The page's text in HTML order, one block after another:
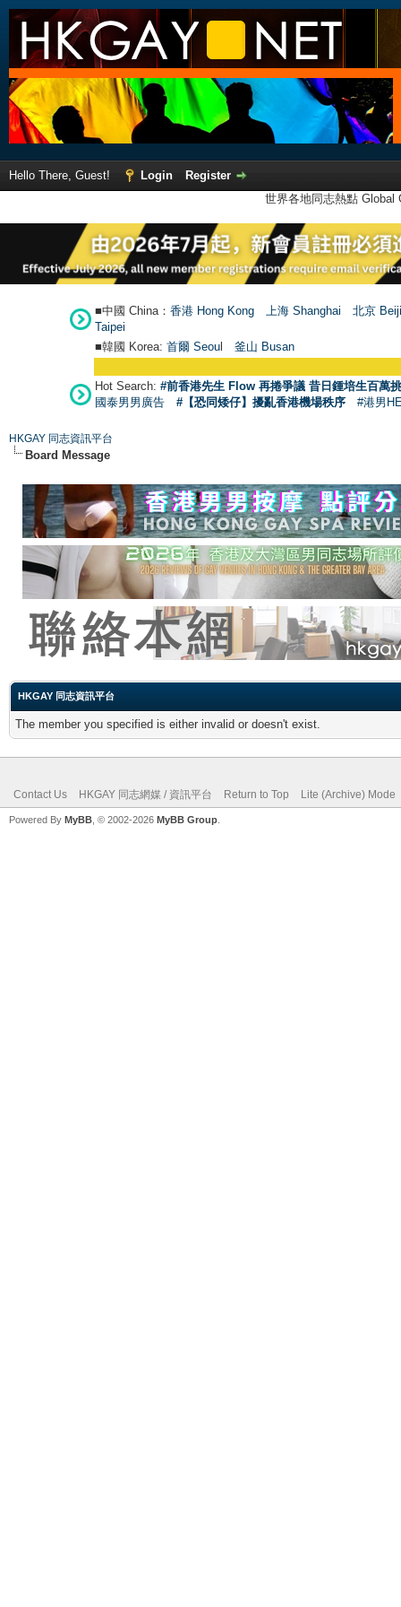
Hello There, Guest! Login
Register
世界各地同志熱點
■中國 China： 香港 Hong Kong 上海 Shanghai
北京
Taipei
■韓國 Korea: 首爾 Seoul 釜山 Busan
Hot Search: #前香港先生 Flow 再捲爭議 昔日鍾培生百萬
國泰男男廣告
#【恐同矮仔】擾亂香港機場秩序 #港男
HKGAY 同志資訊平台
Board Message
HKGAY 同志資訊平台
The member you specified is either invalid or doesn't exist.
Contact Us HKGAY 同志網媒 / 資訊平台 Return to Top Lite (Archive) Mode
Powered By MyBB , © 2002-2026 MyBB Group